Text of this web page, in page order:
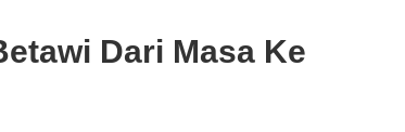
Dari Masa Ke